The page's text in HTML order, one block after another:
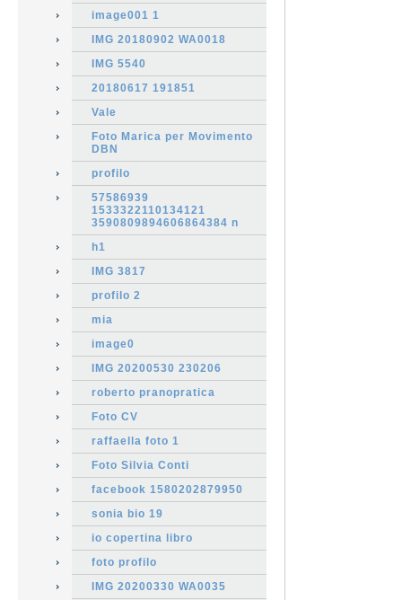
image001 1
IMG 20180902 WA0018
IMG 5540
20180617 191851
Vale
Foto Marica per Movimento
DBN
profilo
57586939
1533322110134121
3590809894606864384 n
h1
IMG 3817
profilo 2
mia
image0
IMG 20200530 230206
roberto pranopratica
Foto CV
raffaella foto 1
Foto Silvia Conti
facebook 1580202879950
sonia bio 19
io copertina libro
foto profilo
IMG 20200330 WA0035